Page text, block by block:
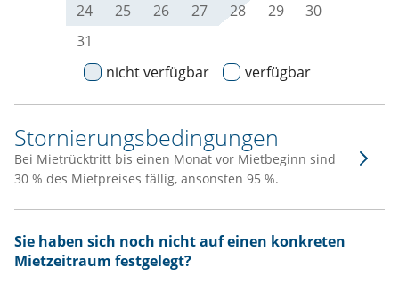
24
25 26 27 28 29
30
31
nicht verfügbar
verfügbar
Stornierungsbedingungen
Bei Mietrücktritt bis einen Monat vor Mietbeginn sind
30 % des Mietpreises fällig, ansonsten 95 %.
Sie haben sich noch nicht auf einen konkreten
Mietzeitraum festgelegt?